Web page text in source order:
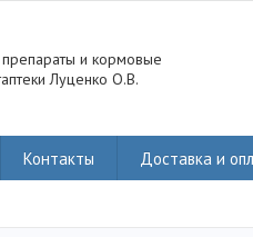
и кормовые
Луценко О.В.
Контакты Доставка и